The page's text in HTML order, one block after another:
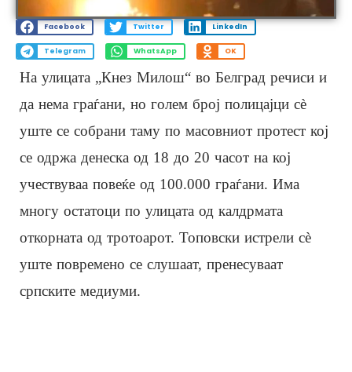
Facebook Twitter LinkedIn
Telegram WhatsApp OK
На улицата „Кнез Милош“ во Белград речиси и
да нема граѓани, но голем број полицајци сè
уште се собрани таму по масовниот протест кој
се одржа денеска од 18 до 20 часот на кој
учествуваа повеќе од 100.000 граѓани. Има
многу остатоци по улицата од калдрмата
откорната од тротоарот. Топовски истрели сè
уште повремено се слушаат, пренесуваат
српските медиуми.